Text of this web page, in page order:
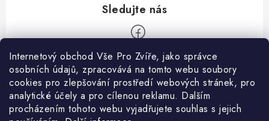
Internetový obchod Vše Pro Zvíře, jako správce
osobních údajů, zpracovává na tomto webu soubory
cookies pro zlepšování prostředí webových stránek, pro
analytické účely a pro cílenou reklamu. Dalším
procházením tohoto webu vyjadřujete souhlas s jejich
Informace pro Vás
Ceník dopravy